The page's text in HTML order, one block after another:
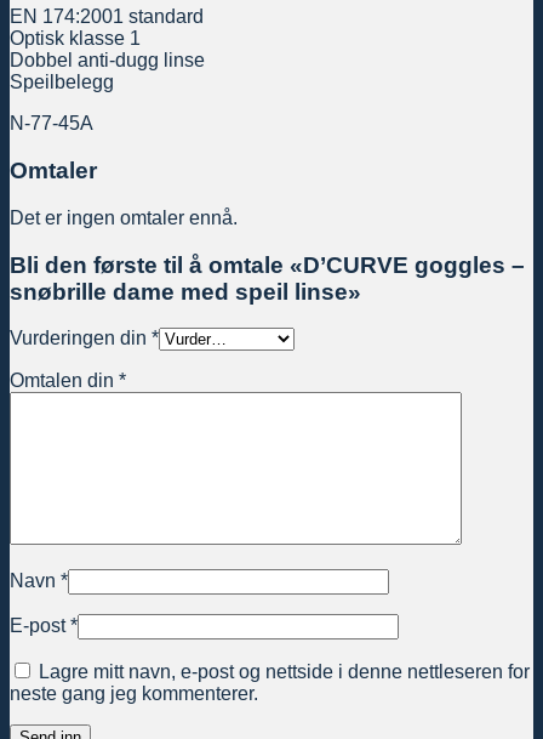
EN 174:2001 standard
Optisk klasse 1
Dobbel anti-dugg linse
Speilbelegg
N-77-45A
Omtaler
Det er ingen omtaler ennå.
Bli den første til å omtale «D’CURVE goggles –
snøbrille dame med speil linse»
Vurderingen din *
Omtalen din *
Navn *
E-post*
Lagre mitt navn, e-post og nettside i denne nettleseren for
neste gang jeg kommenterer.